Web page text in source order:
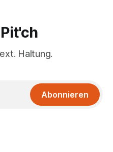
Haltung.
Abonnieren